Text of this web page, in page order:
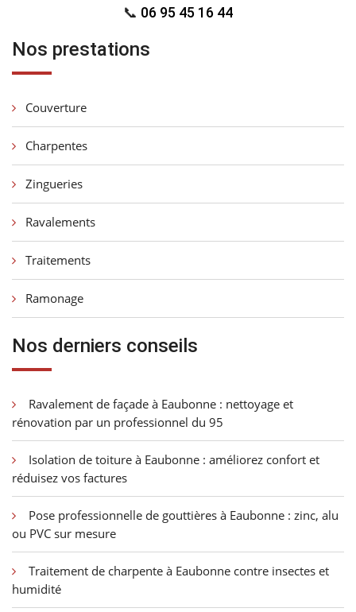
📞 06 95 45 16 44
Nos prestations
Couverture
Charpentes
Zingueries
Ravalements
Traitements
Ramonage
Nos derniers conseils
Ravalement de façade à Eaubonne : nettoyage et
rénovation par un professionnel du 95
Isolation de toiture à Eaubonne : améliorez confort et
réduisez vos factures
Pose professionnelle de gouttières à Eaubonne : zinc, alu
ou PVC sur mesure
Traitement de charpente à Eaubonne contre insectes et
humidité